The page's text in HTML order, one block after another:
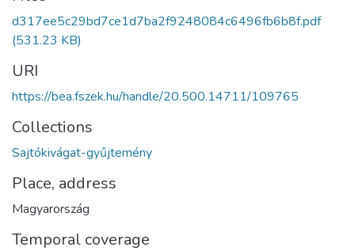
d317ee5c29bd7ce1d7ba2f9248084c6496fb6b8f.pdf
(531.23 KB)
URI
https://bea.fszek.hu/handle/20.500.14711/109765
Collections
Sajtókivágat-gyűjtemény
Place, address
Magyarország
Temporal coverage